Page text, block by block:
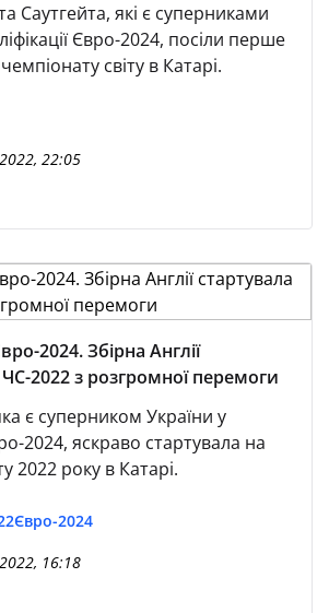
Саутгейта, які є суперниками
Євро-2024, посіли перше
світу в Катарі.
22:05
2024. Збірна Англії
2022 з розгромної перемоги
є суперником України у
2024, яскраво стартувала на
2022 року в Катарі.
Євро-2024
16:18